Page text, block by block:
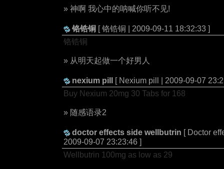
» 神啊 我心中的呐喊你听不见!
铬锆铜 [ 铬锆铜 | 2009-09-11 18:32:33 ]
铬锆铜
» 从明天起做一个好男人
nexium pill
[ Nexium pill | 2009-09-07
Buy Nexium 20mg 30 Tabs for 168
» 随感语录2
doctor effects side wellbutrin [ Doctor
2009-09-07 23:23:46 ]
Wellbutrin 100mg as low as 29